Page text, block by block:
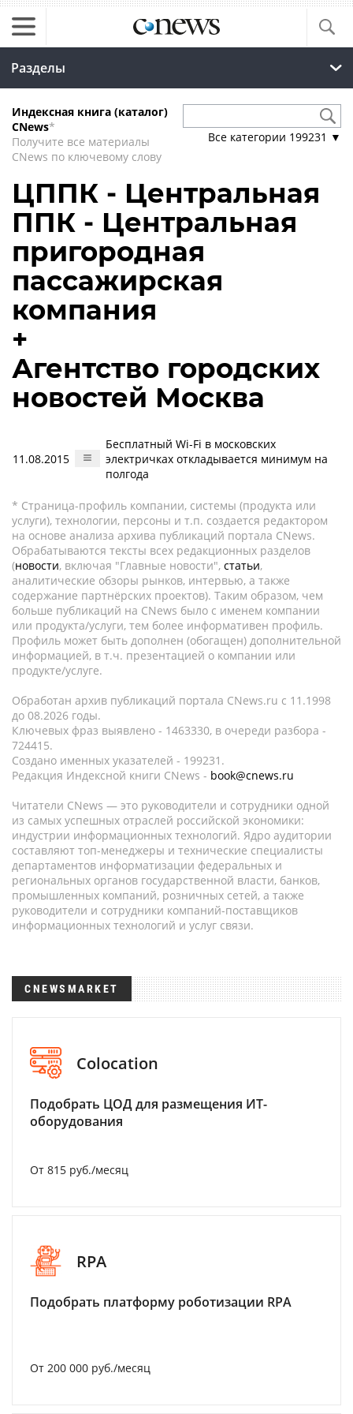
Разделы
Индексная книга (каталог)
CNews*
Получите все материалы
CNews по ключевому слову
Все категории 199231 ▼
ЦППК - Центральная
ППК - Центральная
пригородная
пассажирская
компания
+
Агентство городских
новостей Москва
11.08.2015
Бесплатный Wi-Fi в московских
электричках откладывается минимум на
полгода
* Страница-профиль компании, системы (продукта или
услуги), технологии, персоны и т.п. создается редактором
на основе анализа архива публикаций портала CNews.
Обрабатываются тексты всех редакционных разделов
(новости, включая "Главные новости", статьи,
аналитические обзоры рынков, интервью, а также
содержание партнёрских проектов). Таким образом, чем
больше публикаций на CNews было с именем компании
или продукта/услуги, тем более информативен профиль.
Профиль может быть дополнен (обогащен) дополнительной
информацией, в т.ч. презентацией о компании или
продукте/услуге.
Обработан архив публикаций портала CNews.ru c 11.1998
до 08.2026 годы.
Ключевых фраз выявлено - 1463330, в очереди разбора -
724415.
Создано именных указателей - 199231.
Редакция Индексной книги CNews - book@cnews.ru
Читатели CNews — это руководители и сотрудники одной
из самых успешных отраслей российской экономики:
индустрии информационных технологий. Ядро аудитории
составляют топ-менеджеры и технические специалисты
департаментов информатизации федеральных и
региональных органов государственной власти, банков,
промышленных компаний, розничных сетей, а также
руководители и сотрудники компаний-поставщиков
информационных технологий и услуг связи.
CNEWSMARKET
Colocation
Подобрать ЦОД для размещения ИТ-
оборудования
От 815 руб./месяц
RPA
Подобрать платформу роботизации RPA
От 200 000 руб./месяц